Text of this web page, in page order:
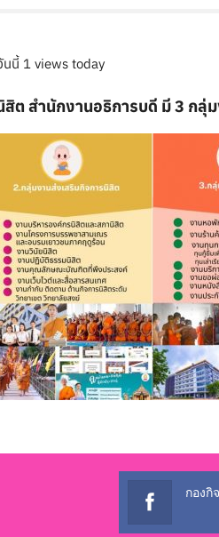
นนี้ 1 views today
ต สำนักงานอธิการบดี มี 3 กลุ่